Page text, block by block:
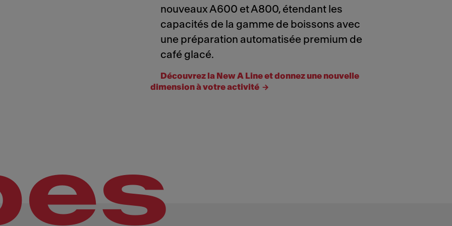
nouveaux A600 et A800, étendant les
capacités de la gamme de boissons avec
une préparation automatisée premium de
café glacé.
Découvrez la New A Line et donnez une nouvelle
dimension à votre activité